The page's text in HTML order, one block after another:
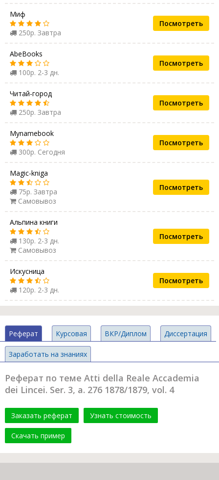
Миф
250р. Завтра
Посмотреть
AbeBooks
100р. 2-3 дн.
Посмотреть
Читай-город
250р. Завтра
Посмотреть
Mynamebook
300р. Сегодня
Посмотреть
Magic-kniga
75р. Завтра
Самовывоз
Посмотреть
Альпина книги
130р. 2-3 дн.
Самовывоз
Посмотреть
Искусница
120р. 2-3 дн.
Посмотреть
Реферат Курсовая ВКР/Диплом Диссертация
Заработать на знаниях
Реферат по теме Atti della Reale Accademia
dei Lincei. Ser. 3, a. 276 1878/1879, vol. 4
Заказать реферат Узнать стоимость
Скачать пример